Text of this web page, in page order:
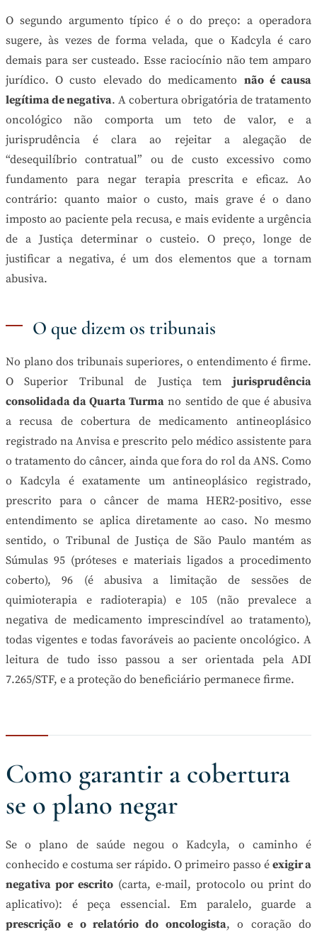
O segundo argumento típico é o do preço: a operadora
sugere, às vezes de forma velada, que o Kadcyla é caro
demais para ser custeado. Esse raciocínio não tem amparo
jurídico. O custo elevado do medicamento não é causa
legítima de negativa. A cobertura obrigatória de tratamento
oncológico não comporta um teto de valor, e a
jurisprudência é clara ao rejeitar a alegação de
“desequilíbrio contratual” ou de custo excessivo como
fundamento para negar terapia prescrita e eficaz. Ao
contrário: quanto maior o custo, mais grave é o dano
imposto ao paciente pela recusa, e mais evidente a urgência
de a Justiça determinar o custeio. O preço, longe de
justificar a negativa, é um dos elementos que a tornam
abusiva.
O que dizem os tribunais
No plano dos tribunais superiores, o entendimento é firme.
O Superior Tribunal de Justiça tem jurisprudência
consolidada da Quarta Turma no sentido de que é abusiva
a recusa de cobertura de medicamento antineoplásico
registrado na Anvisa e prescrito pelo médico assistente para
o tratamento do câncer, ainda que fora do rol da ANS. Como
o Kadcyla é exatamente um antineoplásico registrado,
prescrito para o câncer de mama HER2-positivo, esse
entendimento se aplica diretamente ao caso. No mesmo
sentido, o Tribunal de Justiça de São Paulo mantém as
Súmulas 95 (próteses e materiais ligados a procedimento
coberto), 96 (é abusiva a limitação de sessões de
quimioterapia e radioterapia) e 105 (não prevalece a
negativa de medicamento imprescindível ao tratamento),
todas vigentes e todas favoráveis ao paciente oncológico. A
leitura de tudo isso passou a ser orientada pela ADI
7.265/STF, e a proteção do beneficiário permanece firme.
Como garantir a cobertura
se o plano negar
Se o plano de saúde negou o Kadcyla, o caminho é
conhecido e costuma ser rápido. O primeiro passo é exigir a
negativa por escrito (carta, e-mail, protocolo ou print do
aplicativo): é peça essencial. Em paralelo, guarde a
prescrição e o relatório do oncologista, o coração do